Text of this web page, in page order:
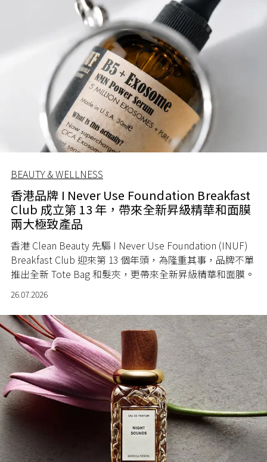
BEAUTY & WELLNESS
香港品牌 I Never Use Foundation Breakfast
Club 成立第 13 年，帶來全新昇級精華和面膜
兩大極致產品
香港 Clean Beauty 先驅 I Never Use Foundation (INUF)
Breakfast Club 迎來第 13 個年頭，為隆重其事，品牌不單
推出全新 Tote Bag 和髮夾，更帶來全新昇級精華和面膜。
26.07.2026